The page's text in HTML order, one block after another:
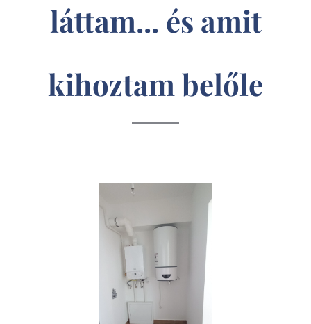
láttam... és amit
kihoztam belőle